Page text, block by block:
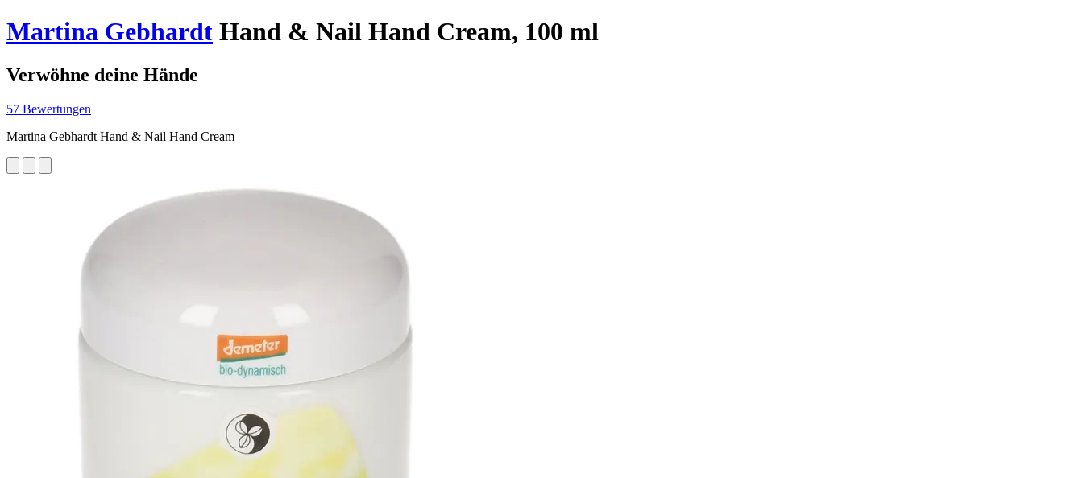
Martina Gebhardt Hand & Nail Hand Cream, 100 ml
Verwöhne deine Hände
57 Bewertungen
Martina Gebhardt Hand & Nail Hand Cream